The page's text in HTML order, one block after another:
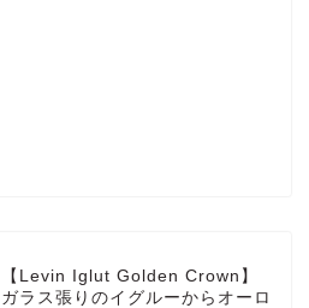
【Levin Iglut Golden Crown】
ガラス張りのイグルーからオーロ
HOTEL